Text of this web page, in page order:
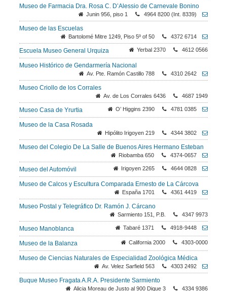
Museo de Farmacia Dra. Rosa C. D’Alessio de Carnevale Bonino
Junin 956, piso 1 4964 8200 (Int. 8339)
Museo de las Escuelas
Bartolomé Mitre 1249, Piso 5º of 50 4372 6714
Escuela Museo General Urquiza Yerbal 2370 4612 0566
Museo Histórico de Gendarmería Nacional
Av. Pte. Ramón Castillo 788 4310 2642
Museo Criollo de los Corrales
Av. de Los Corrales 6436 4687 1949
Museo Casa de Yrurtia O’ Higgins 2390 4781 0385
Museo de la Casa Rosada
Hipólito Irigoyen 219 4344 3802
Museo del Colegio De La Salle de Buenos Aires Hermano Esteban
Riobamba 650 4374-0657
Museo del Automóvil Irigoyen 2265 4644 0828
Museo de Calcos y Escultura Comparada Ernesto de La Cárcova
España 1701 4361 4419
Museo Postal y Telegráfico Dr. Ramón J. Cárcano
Sarmiento 151, P.B. 4347 9973
Museo Manoblanca Tabaré 1371 4918-9448
Museo de la Balanza California 2000 4303-0000
Museo de Ciencias Naturales de Especialidad Zoológica Médica
Av. Velez Sarfield 563 4303 2492
Buque Museo Fragata A.R.A. Presidente Sarmiento
Alicia Moreau de Justo al 900 Dique 3 4334 9386